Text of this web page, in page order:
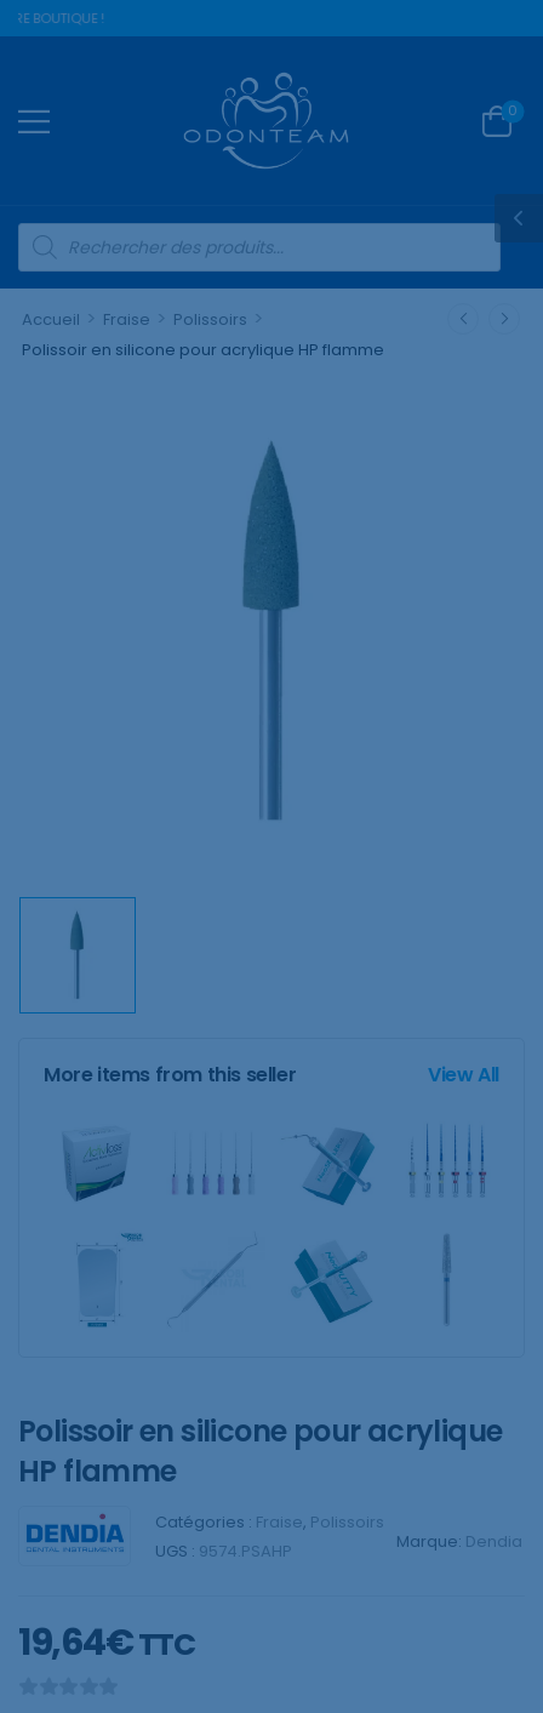
BOUTIQUE !
0
Accueil > Fraise > Polissoirs >
Polissoir en silicone pour acrylique HP flamme
More items from this seller View All
Polissoir en silicone pour acrylique
HP flamme
Catégories : Fraise, Polissoirs
UGS : 9574.PSAHP Marque: Dendia
19,64€TTC